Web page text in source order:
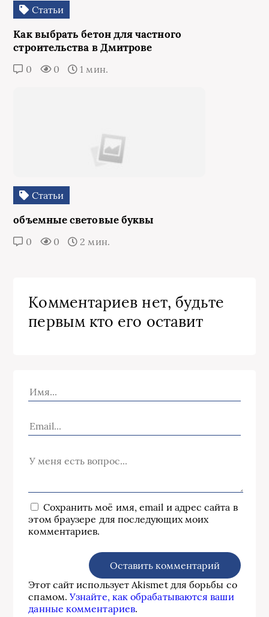
Статьи
Как выбрать бетон для частного
строительства в Дмитрове
0 0 1 мин.
Статьи
объемные световые буквы
0 0 2 мин.
Комментариев нет, будьте
первым кто его оставит
Сохранить моё имя, email и адрес сайта в
этом браузере для последующих моих
комментариев.
Этот сайт использует Akismet для борьбы со
спамом.Узнайте, как обрабатываются ваши
данные комментариев.